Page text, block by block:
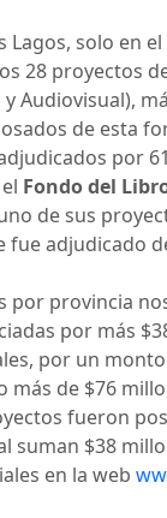
Lagos, solo en
28 proyectos
Audiovisual),
de esta
por
Fondo del
de sus
fue adjudicado
por provincia
por más
por un
de $76
fueron
suman $38
en la web